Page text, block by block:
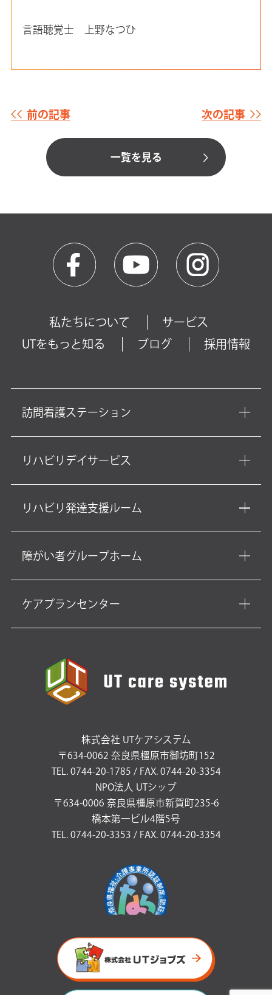
言語聴覚士 上野なつひ
前の記事
一覧を見る
次の記事
私たちについて
サービス
UTをもっと知る
ブログ 採用情報
訪問看護ステーション
リハビリデイサービス
リハビリ発達支援ルーム
障がい者グループホーム
ケアプランセンター
株式会社 UTケアシステム
〒634-0062 奈良県橿原市御坊町152
TEL. 0744-20-1785 / FAX. 0744-20-3354
NPO法人 UTシップ
〒634-0006 奈良県橿原市新賀町235-6
橋本第一ビル4階5号
TEL. 0744-20-3353 / FAX. 0744-20-3354